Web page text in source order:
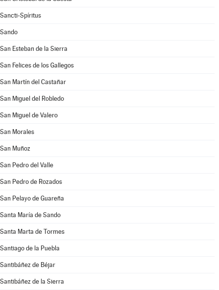
Sancti-Spíritus
Sando
San Esteban de la Sierra
San Felices de los Gallegos
San Martín del Castañar
San Miguel del Robledo
San Miguel de Valero
San Morales
San Muñoz
San Pedro del Valle
San Pedro de Rozados
San Pelayo de Guareña
Santa María de Sando
Santa Marta de Tormes
Santiago de la Puebla
Santibáñez de Béjar
Santibáñez de la Sierra